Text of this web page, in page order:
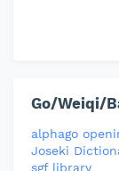
Go/Weiqi/
alphago
Joseki
sgf library